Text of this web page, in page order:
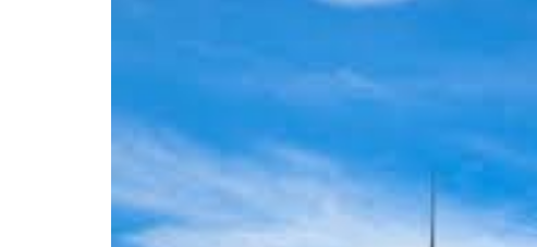
MUTTI ASSUME A OLIVETO CITRA 400
ZANZARE IN VACANZA? I 3 ERRORI PIÙ COMUNI
ADDIO BOLLETTE SALATE? LA NUOVA